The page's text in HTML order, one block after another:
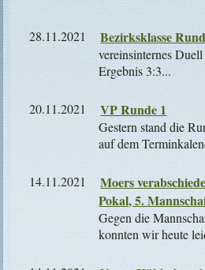
28.11.2021 Bezirksklasse
vereinsinternes
Ergebnis 3:3...
20.11.2021 VP Runde 1
Gestern stand die
auf dem
14.11.2021
Moers
Pokal, 5.
Gegen die
konnten wir heute